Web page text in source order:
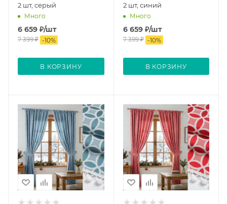
2 шт, серый
Много
6 659 ₽/шт
7 399₽ -10%
В КОРЗИНУ
2 шт, синий
Много
6 659₽/шт
7 399₽ -10%
В КОРЗИНУ